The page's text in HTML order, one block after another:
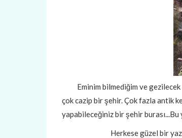
Eminim bilmediğim ve gezilecek
çok cazip bir şehir. Çok fazla antik
yapabileceğiniz bir şehir burası...Bu
Herkese güzel bir